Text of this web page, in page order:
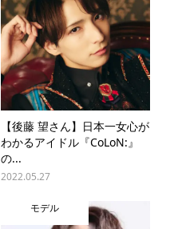
【後藤 望さん】日本一女心が
わかるアイドル『CoLoN:』
の...
2022.05.27
モデル